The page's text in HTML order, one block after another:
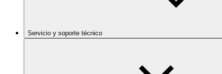
Servicio y soporte técnico